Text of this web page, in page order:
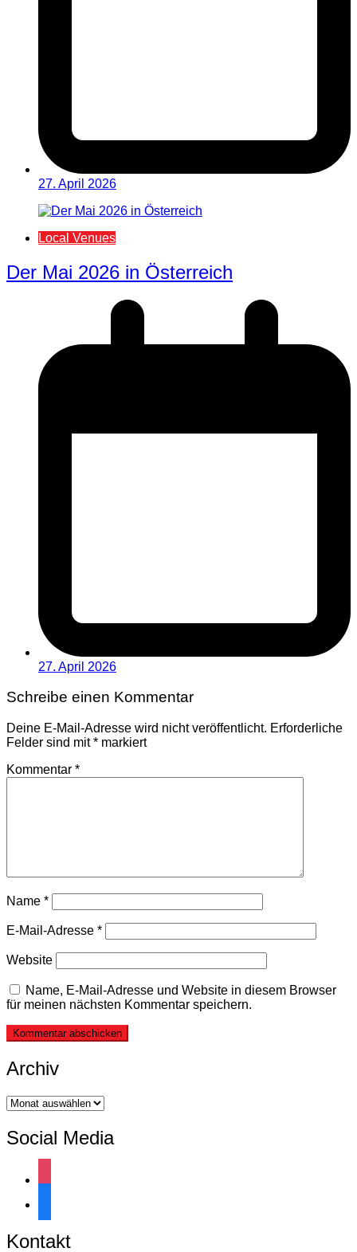
27. April 2026
Local Venues
Der Mai 2026 in Österreich
27. April 2026
Schreibe einen Kommentar
Deine E-Mail-Adresse wird nicht veröffentlicht. Erforderliche
Felder sind mit* markiert
Kommentar *
Name *
E-Mail-Adresse *
Website
Name, E-Mail-Adresse und Website in diesem Browser
für meinen nächsten Kommentar speichern.
Archiv
Archiv
Social Media
Kontakt